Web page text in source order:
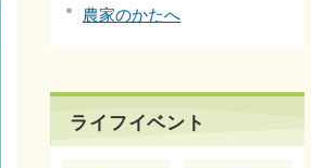
農家のかたへ
ライフイベント